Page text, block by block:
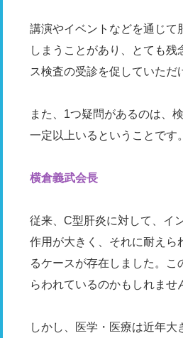
講演やイベントなどを通じて
しまうことがあり、とても
ス検査の受診を促していた
また、1つ疑問があるのは、
一定以上いるということです
横倉義武会長
従来、C型肝炎に対して、イ
作用が大きく、それに耐えら
るケースが存在しました。
らわれているのかもしれませ
しかし、医学・医療は近年